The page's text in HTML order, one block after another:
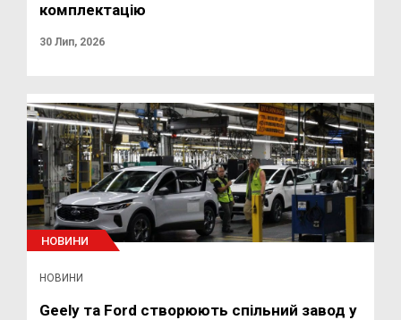
комплектацію
30 Лип, 2026
НОВИНИ
НОВИНИ
Geely та Ford створюють спільний завод у